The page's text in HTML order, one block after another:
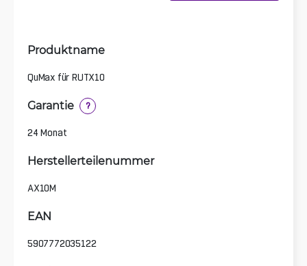
Produktname
QuMax für RUTX10
Garantie ?
24 Monat
Herstellerteilenummer
AX10M
EAN
5907772035122